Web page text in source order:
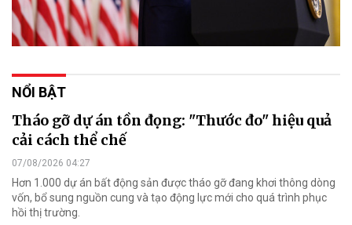
NỔI BẬT
Tháo gỡ dự án tồn đọng: "Thước đo" hiệu quả
cải cách thể chế
07/08/2026 04:27
Hơn 1.000 dự án bất động sản được tháo gỡ đang khơi thông dòng
vốn, bổ sung nguồn cung và tạo động lực mới cho quá trình phục
hồi thị trường.